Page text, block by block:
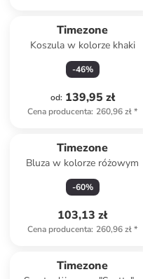
Timezone
Koszula w kolorze khaki
-46%
od: 139,95 zł
Cena producenta: 260,96 zł*
Timezone
Bluza w kolorze różowym
-60%
103,13 zł
Cena producenta: 260,96 zł*
Timezone